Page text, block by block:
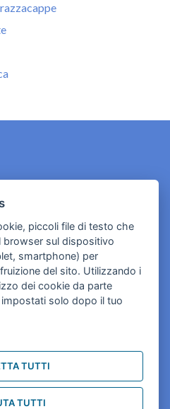
privacypiccoli file di testo che
browser sul dispositivo
smartphone) per
del sito. Utilizzando i
dei cookie da parte
solo dopo il tuo
TUTTI
TUTTI